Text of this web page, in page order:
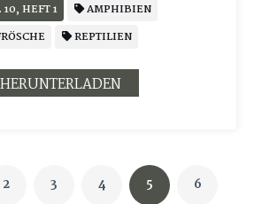
HEFT 1
AMPHIBIEN
REPTILIEN
2 3 4 5
6